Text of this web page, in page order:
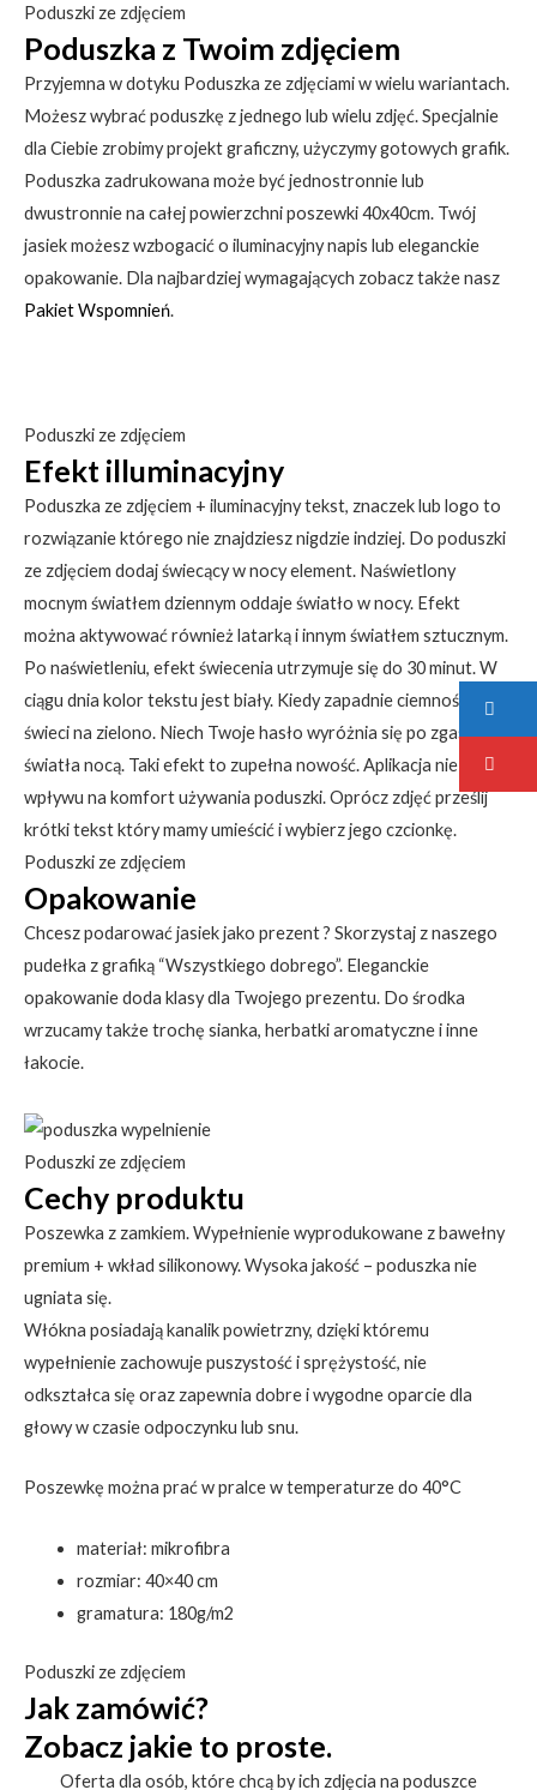
Poduszki ze zdjęciem
Poduszka z Twoim zdjęciem
Przyjemna w dotyku Poduszka ze zdjęciami w wielu wariantach.
Możesz wybrać poduszkę z jednego lub wielu zdjęć. Specjalnie
dla Ciebie zrobimy projekt graficzny, użyczymy gotowych grafik.
Poduszka zadrukowana może być jednostronnie lub
dwustronnie na całej powierzchni poszewki 40x40cm. Twój
jasiek możesz wzbogacić o iluminacyjny napis lub eleganckie
opakowanie. Dla najbardziej wymagających zobacz także nasz
Pakiet Wspomnień.
Poduszki ze zdjęciem
Efekt illuminacyjny
Poduszka ze zdjęciem + iluminacyjny tekst, znaczek lub logo to
rozwiązanie którego nie znajdziesz nigdzie indziej. Do poduszki
ze zdjęciem dodaj świecący w nocy element. Naświetlony
mocnym światłem dziennym oddaje światło w nocy. Efekt
można aktywować również latarką i innym światłem sztucznym.
Po naświetleniu, efekt świecenia utrzymuje się do 30 minut. W
ciągu dnia kolor tekstu jest biały. Kiedy zapadnie ciemność,
świeci na zielono. Niech Twoje hasło wyróżnia się po zgaszeniu
światła nocą. Taki efekt to zupełna nowość. Aplikacja nie ma
wpływu na komfort używania poduszki. Oprócz zdjęć prześlij
krótki tekst który mamy umieścić i wybierz jego czcionkę.
Poduszki ze zdjęciem
Opakowanie
Chcesz podarować jasiek jako prezent ? Skorzystaj z naszego
pudełka z grafiką “Wszystkiego dobrego”. Eleganckie
opakowanie doda klasy dla Twojego prezentu. Do środka
wrzucamy także trochę sianka, herbatki aromatyczne i inne
łakocie.
Poduszki ze zdjęciem
Cechy produktu
Poszewka z zamkiem. Wypełnienie wyprodukowane z bawełny
premium + wkład silikonowy. Wysoka jakość – poduszka nie
ugniata się.
Włókna posiadają kanalik powietrzny, dzięki któremu
wypełnienie zachowuje puszystość i sprężystość, nie
odkształca się oraz zapewnia dobre i wygodne oparcie dla
głowy w czasie odpoczynku lub snu.
Poszewkę można prać w pralce w temperaturze do 40°C
materiał: mikrofibra
rozmiar: 40×40 cm
gramatura: 180g/m2
Poduszki ze zdjęciem
Jak zamówić?
Zobacz jakie to proste.
Oferta dla osób, które chcą by ich zdjęcia na poduszce